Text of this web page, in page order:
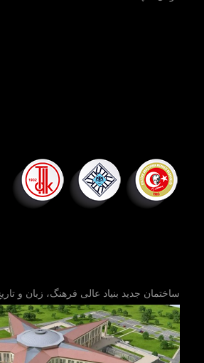
ساختمان جدید بنیاد عالی فرهنگ، زبان و